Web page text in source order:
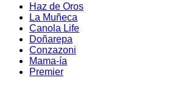
Haz de Oros
La Muñeca
Canola Life
Doñarepa
Conzazoni
Mama-ía
Premier